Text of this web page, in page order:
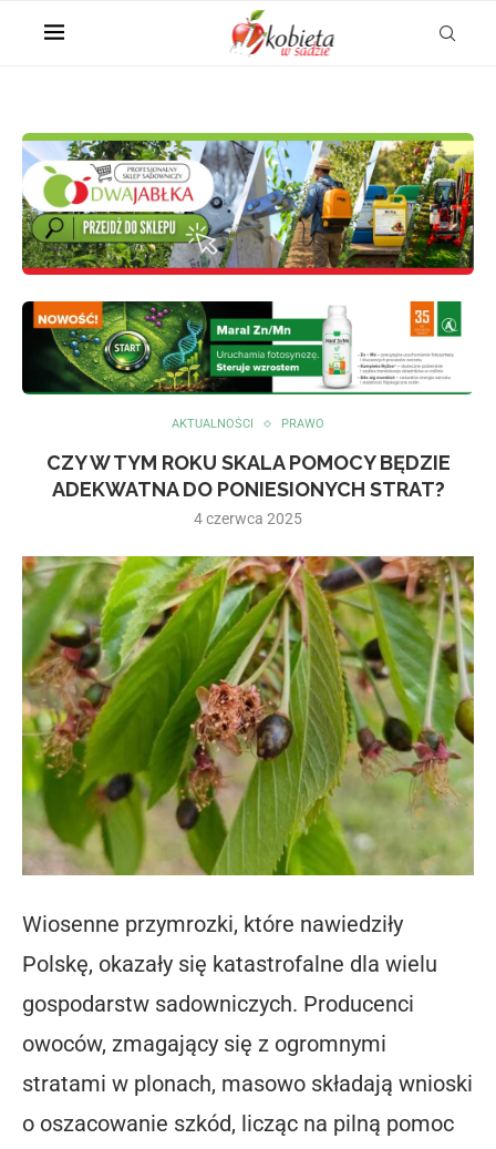
AKTUALNOŚCI PRAWO
CZY W TYM ROKU SKALA POMOCY BĘDZIE
ADEKWATNA DO PONIESIONYCH STRAT?
4 czerwca 2025
Wiosenne przymrozki, które nawiedziły
Polskę, okazały się katastrofalne dla wielu
gospodarstw sadowniczych. Producenci
owoców, zmagający się z ogromnymi
stratami w plonach, masowo składają wnioski
o oszacowanie szkód, licząc na pilną pomoc